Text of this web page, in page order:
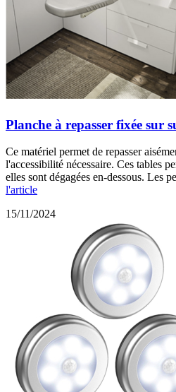
Planche à repasser fixée sur
Ce matériel permet de repasser
l'accessibilité nécessaire. Ces tables
elles sont dégagées en-dessous. Les
l'article
15/11/2024